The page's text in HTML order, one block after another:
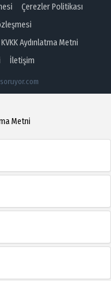
Çerezler Politikası
KVKK Aydınlatma Metni
İletişim
Metni